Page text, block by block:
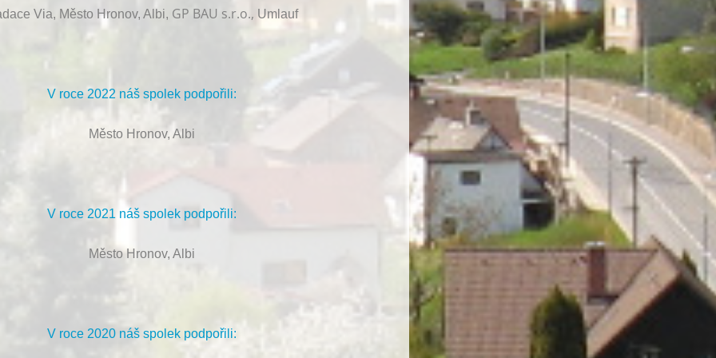
Via, Město Hronov, Albi, GP BAU s.r.o., Umlauf
V roce 2022 náš spolek podpořili:
Město Hronov, Albi
V roce 2021 náš spolek podpořili:
Město Hronov, Albi
V roce 2020 náš spolek podpořili: